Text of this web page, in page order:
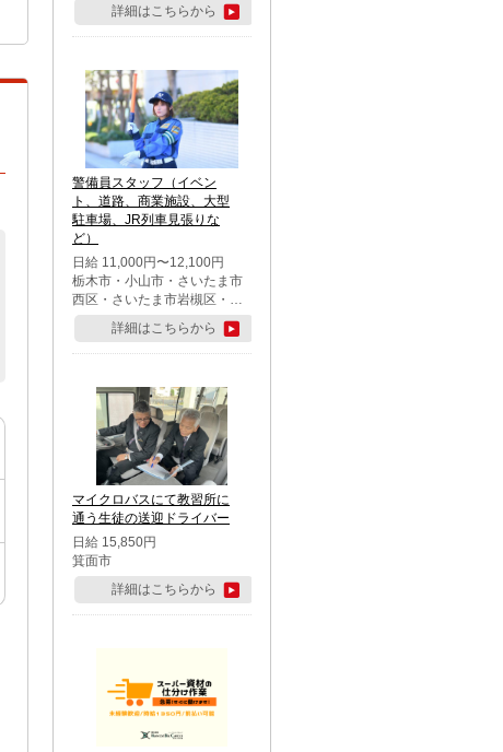
詳細はこちらから
警備員スタッフ（イベン
ト、道路、商業施設、大型
駐車場、JR列車見張りな
ど）
日給 11,000円〜12,100円
栃木市・小山市・さいたま市
西区・さいたま市岩槻区・久
喜市・蓮田市
詳細はこちらから
マイクロバスにて教習所に
通う生徒の送迎ドライバー
日給 15,850円
箕面市
詳細はこちらから